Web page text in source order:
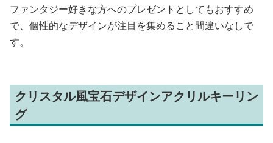
ファンタジー好きな方へのプレゼントとしてもおすすめ
で、個性的なデザインが注目を集めること間違いなしで
す。
クリスタル風宝石デザインアクリルキーリン
グ